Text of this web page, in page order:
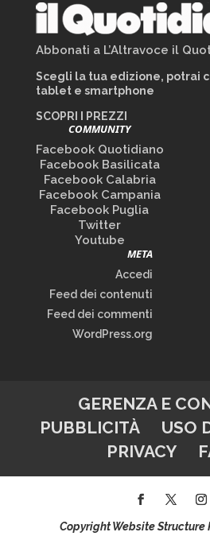
Abbonati a L’Altravoce il
Scegli la tua edizione, potrai
tablet e smartphone
SCOPRI I PREZZI
COMMUNITY
Facebook Quotidiano
Facebook Basilicata
Facebook Calabria
Facebook Campania
Facebook Puglia
Twitter
Youtube
META
Accedi
Feed dei contenuti
Feed dei commenti
WordPress.org
GERENZA E
PUBBLICITÀ
USO
PRIVACY
Copyright Website Structure